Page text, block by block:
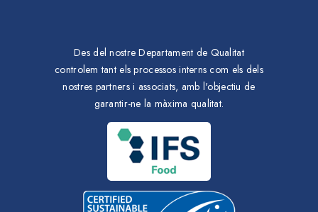
Des del nostre Departament de Qualitat
controlem tant els processos interns com els dels
nostres partners i associats, amb l'objectiu de
garantir-ne la màxima qualitat.